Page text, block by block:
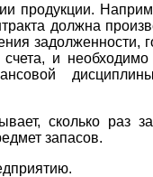
продукции.
должна
задолженности,
и необходимо
сколько раз
запасов.